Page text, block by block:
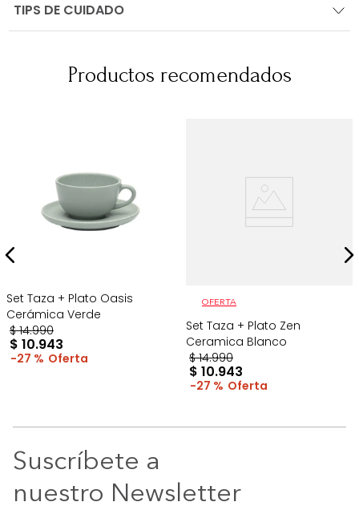
TIPS DE CUIDADO
Productos recomendados
Set Taza + Plato Oasis
Cerámica Verde
$ 14.990
$ 10.943
27 %
OFERTA
Set Taza + Plato Zen
Ceramica Blanco
$ 14.990
$ 10.943
27 %
Suscríbete a
nuestro Newsletter